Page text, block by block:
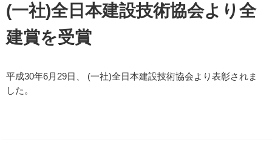
(一社)全日本建設技術協会より全
建賞を受賞
平成30年6月29日、 (一社)全日本建設技術協会より表彰されま
した。